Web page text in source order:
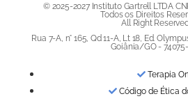
© 2025-2027 Instituto Gartrell LTDA
Todos os Direitos
All Right Reserved.
Rua 7-A, n° 165, Qd 11-A, Lt 18, Ed.
Goiânia/GO -
Terapia
Código de Ética